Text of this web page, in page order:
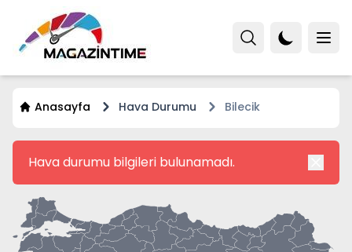
Anasayfa Hava Durumu Bilecik
Hava durumu bilgileri bulunamadı.